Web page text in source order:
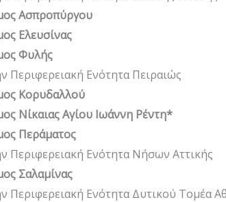
Ασπροπύργου
Ελευσίνας
Φυλής
Περιφερειακή Ενότητα Πειραιώς
Κορυδαλλού
Νίκαιας Αγίου Ιωάννη Ρέντη*
Περάματος
Περιφερειακή Ενότητα Νήσων Αττικής
Σαλαμίνας
Περιφερειακή Ενότητα Δυτικού Τομέα